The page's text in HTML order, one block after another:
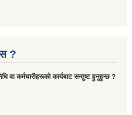
?
वा कर्मचारीहरूकाे कार्यबाट सन्तुष्ट हुनुहुन्छ ?